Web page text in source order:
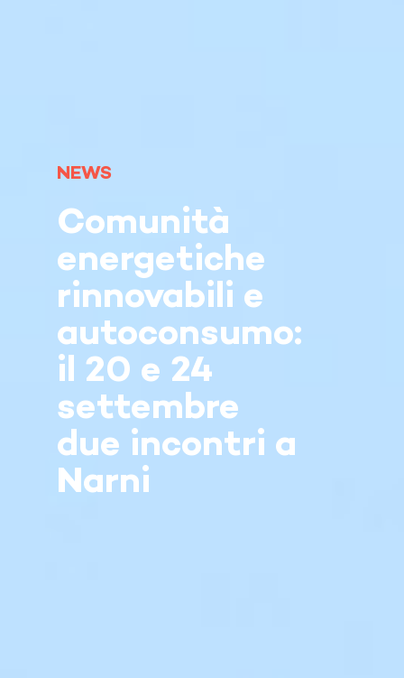
NEWS
Comunità
energetiche
rinnovabili e
autoconsumo:
il 20 e 24
settembre
due incontri a
Narni